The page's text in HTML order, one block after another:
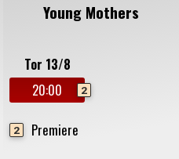
Young Mothers
Tor 13/8
20:00
2
2 Premiere